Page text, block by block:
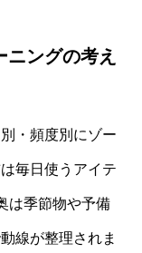
ングの考え
・頻度別にゾー
毎日使うアイテ
は季節物や予備
線が整理されま